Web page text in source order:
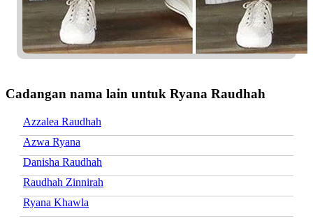
Cadangan nama lain untuk Ryana Raudhah
Azzalea Raudhah
Azwa Ryana
Danisha Raudhah
Raudhah Zinnirah
Ryana Khawla